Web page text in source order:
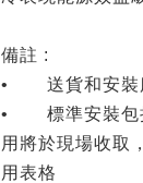
備註 :
• 送貨和安裝服
• 標準安裝包
用將於現場收取
用表格